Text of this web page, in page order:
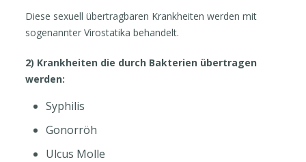
Diese sexuell übertragbaren Krankheiten werden mit
sogenannter Virostatika behandelt.
2) Krankheiten die durch Bakterien übertragen
werden:
Syphilis
Gonorröh
Ulcus Molle